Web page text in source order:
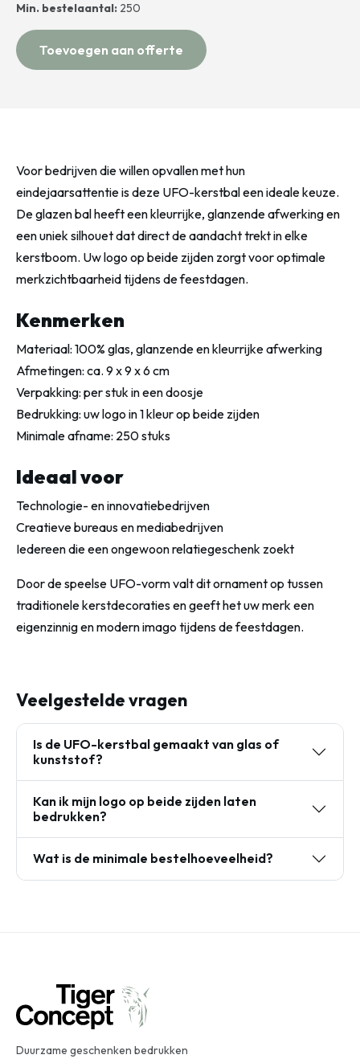
Min. bestelaantal: 250
Toevoegen aan offerte
Voor bedrijven die willen opvallen met hun
eindejaarsattentie is deze UFO-kerstbal een ideale keuze.
De glazen bal heeft een kleurrijke, glanzende afwerking en
een uniek silhouet dat direct de aandacht trekt in elke
kerstboom. Uw logo op beide zijden zorgt voor optimale
merkzichtbaarheid tijdens de feestdagen.
Kenmerken
Materiaal: 100% glas, glanzende en kleurrijke afwerking
Afmetingen: ca. 9 x 9 x 6 cm
Verpakking: per stuk in een doosje
Bedrukking: uw logo in 1 kleur op beide zijden
Minimale afname: 250 stuks
Ideaal voor
Technologie- en innovatiebedrijven
Creatieve bureaus en mediabedrijven
Iedereen die een ongewoon relatiegeschenk zoekt
Door de speelse UFO-vorm valt dit ornament op tussen
traditionele kerstdecoraties en geeft het uw merk een
eigenzinnig en modern imago tijdens de feestdagen.
Veelgestelde vragen
Is de UFO-kerstbal gemaakt van glas of
kunststof?
Kan ik mijn logo op beide zijden laten
bedrukken?
Wat is de minimale bestelhoeveelheid?
Duurzame geschenken bedrukken